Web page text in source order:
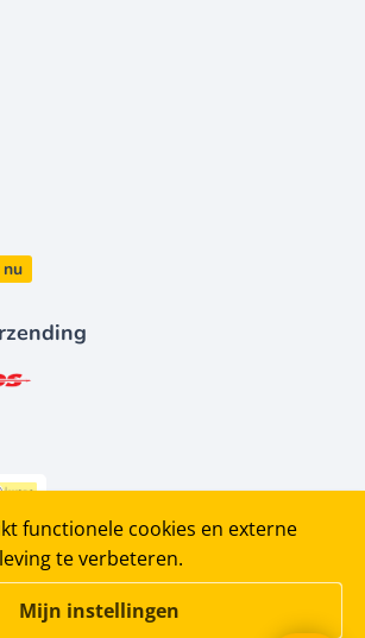
functionele cookies en externe
te verbeteren.
Mijn instellingen